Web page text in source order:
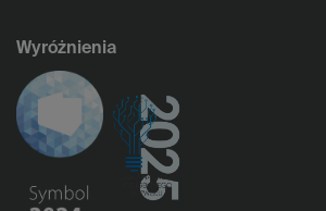
Wyróżnienia